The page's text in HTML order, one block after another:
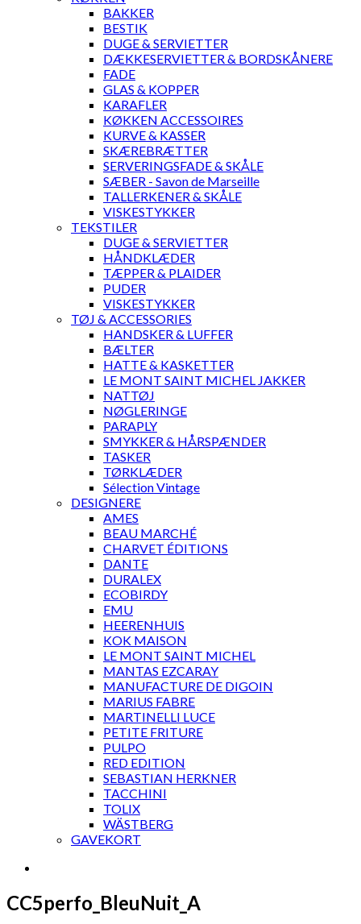
BAKKER
BESTIK
DUGE & SERVIETTER
DÆKKESERVIETTER & BORDSKÅNERE
FADE
GLAS & KOPPER
KARAFLER
KØKKEN ACCESSOIRES
KURVE & KASSER
SKÆREBRÆTTER
SERVERINGSFADE & SKÅLE
SÆBER - Savon de Marseille
TALLERKENER & SKÅLE
VISKESTYKKER
TEKSTILER
DUGE & SERVIETTER
HÅNDKLÆDER
TÆPPER & PLAIDER
PUDER
VISKESTYKKER
TØJ & ACCESSORIES
HANDSKER & LUFFER
BÆLTER
HATTE & KASKETTER
LE MONT SAINT MICHEL JAKKER
NATTØJ
NØGLERINGE
PARAPLY
SMYKKER & HÅRSPÆNDER
TASKER
TØRKLÆDER
Sélection Vintage
DESIGNERE
AMES
BEAU MARCHÉ
CHARVET ÉDITIONS
DANTE
DURALEX
ECOBIRDY
EMU
HEERENHUIS
KOK MAISON
LE MONT SAINT MICHEL
MANTAS EZCARAY
MANUFACTURE DE DIGOIN
MARIUS FABRE
MARTINELLI LUCE
PETITE FRITURE
PULPO
RED EDITION
SEBASTIAN HERKNER
TACCHINI
TOLIX
WÄSTBERG
GAVEKORT
CC5perfo_BleuNuit_A